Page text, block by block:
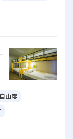
由度